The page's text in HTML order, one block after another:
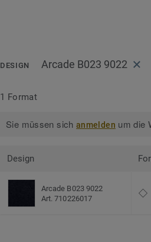
DESIGN Arcade B023 9022
1 Format
Sie müssen sichanmelden um die
Design
Arcade B023 9022
Art. 710226017